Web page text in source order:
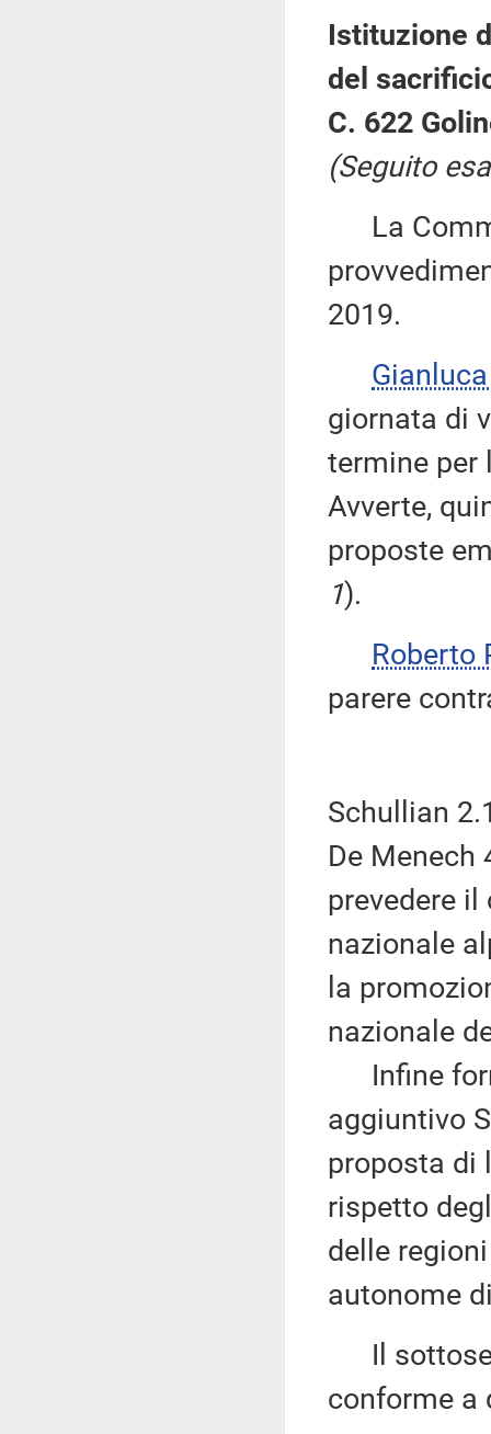
Istituzione
del
C. 622
(Seguito
La
2019.
giornata di
termine per
Avverte,
proposte
1).
Roberto
parere
Schullian
De Menech
prevedere
nazionale
la
nazionale
Infine
aggiuntivo
proposta di
rispetto
delle
autonome
Il
conforme a